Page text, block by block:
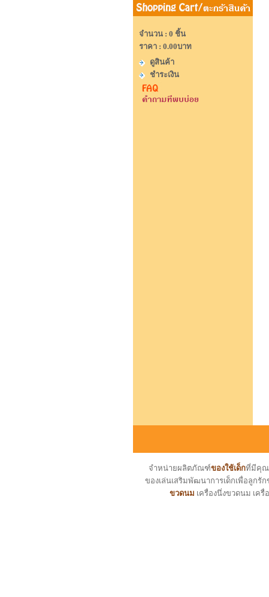
จำนวน : 0 ชิ้น
ราคา : 0.00บาท
ดูสินค้า
ชำระเงิน
จำหน่ายผลิตภัณฑ์ของใช้เด็กที่มีคุณ
ของเล่นเสริมพัฒนาการเด็กเพื่อลูกรั
ขวดนม เครื่องนึ่งขวดนม เค